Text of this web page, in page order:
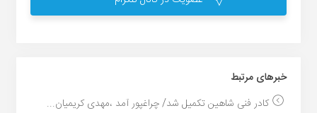
خبر‌های مرتبط
کادر فنی شاهین تکمیل شد/ چراغپور آمد ،مهدی کریمیان...